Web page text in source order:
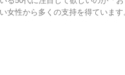
女性から多くの支持を得ていま